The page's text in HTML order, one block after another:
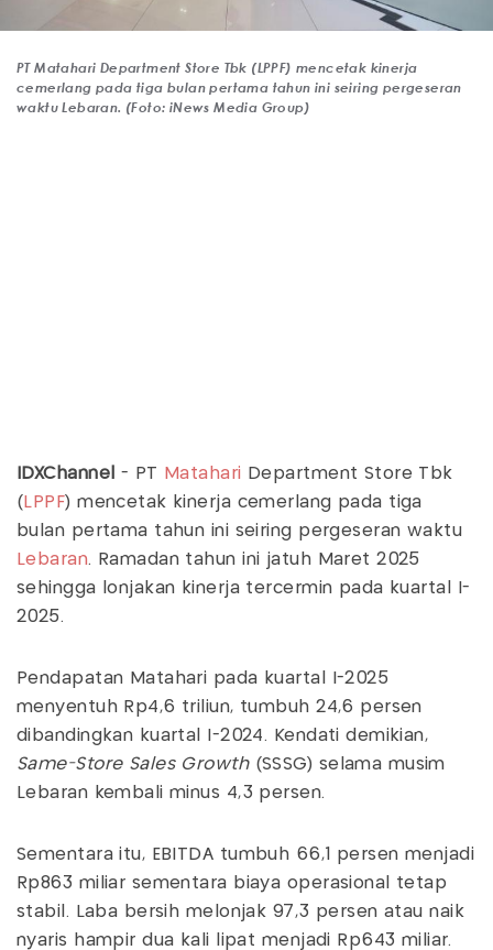
PT Matahari Department Store Tbk (LPPF) mencetak kinerja
cemerlang pada tiga bulan pertama tahun ini seiring pergeseran
waktu Lebaran. (Foto: iNews Media Group)
IDXChannel - PT Matahari Department Store Tbk
( LPPF) mencetak kinerja cemerlang pada tiga
bulan pertama tahun ini seiring pergeseran waktu
Lebaran. Ramadan tahun ini jatuh Maret 2025
sehingga lonjakan kinerja tercermin pada kuartal I-
2025.
Pendapatan Matahari pada kuartal I-2025
menyentuh Rp4,6 triliun, tumbuh 24,6 persen
dibandingkan kuartal I-2024. Kendati demikian,
Same-Store Sales Growth(SSSG) selama musim
Lebaran kembali minus 4,3 persen.
Sementara itu, EBITDA tumbuh 66,1 persen menjadi
Rp863 miliar sementara biaya operasional tetap
stabil. Laba bersih melonjak 97,3 persen atau naik
nyaris hampir dua kali lipat menjadi Rp643 miliar.